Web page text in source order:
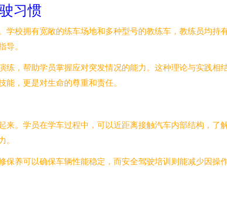
习惯
校拥有宽敞的练车场地和多种型号的教练车，教练员均持
导。
，帮助学员掌握应对突发情况的能力。这种理论与实践
，更是对生命的尊重和责任。
。学员在学车过程中，可以近距离接触汽车内部结构，
。
养可以确保车辆性能稳定，而安全驾驶培训则能减少因